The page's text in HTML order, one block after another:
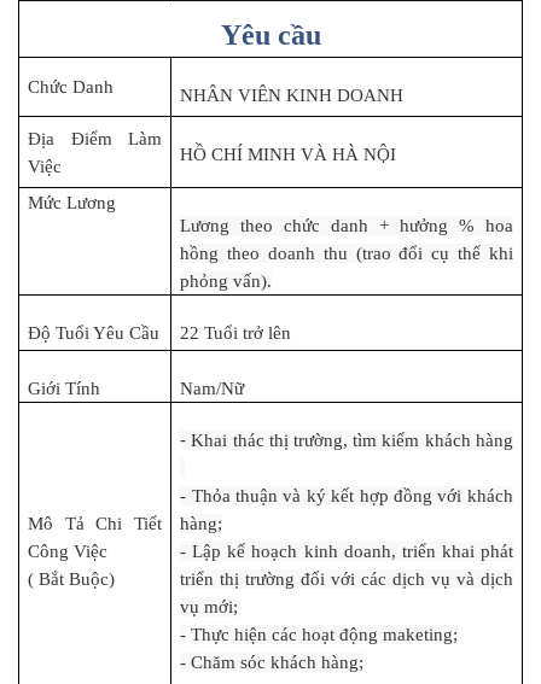
Yêu cầu
Chức Danh NHÂN VIÊN KINH DOANH
Địa Điểm Làm
Việc
HỒ CHÍ MINH VÀ HÀ NỘI
Mức Lương
Lương theo chức danh + hưởng % hoa
hồng theo doanh thu (trao đổi cụ thể khi
phỏng vấn).
Độ Tuổi Yêu Cầu 22 Tuổi trở lên
Giới Tính Nam/Nữ
Mô Tả Chi Tiết
Công Việc
( Bắt Buộc)
-Khai thác thị trường, tìm kiếm khách hàng
- Thỏa thuận và ký kết hợp đồng với khách
hàng;
- Lập kế hoạch kinh doanh, triển khai phát
triển thị trường đối với các dịch vụ và dịch
vụ mới;
- Thực hiện các hoạt động maketing;
- Chăm sóc khách hàng;